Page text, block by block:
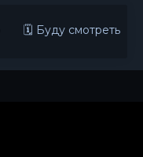
🗓 Буду смотреть